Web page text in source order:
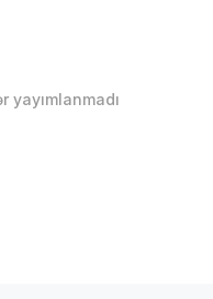
yayımlanmadı